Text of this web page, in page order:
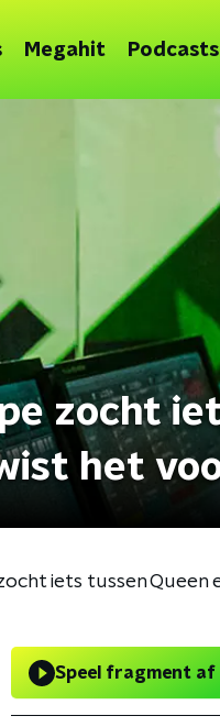
Megahit Podcasts
zocht
het
iets tussen Queen
Speel fragment af